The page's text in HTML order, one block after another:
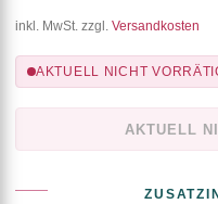
inkl. MwSt. zzgl. Versandkosten
AKTUELL NICHT
AKTUELL